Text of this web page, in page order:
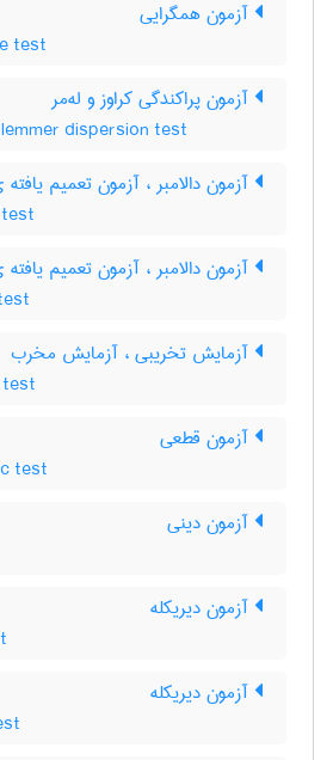
آزمون همگرایی
test
آزمون پراکندگی کراوز و له‌مر
dispersion test
آزمون دالامبر ، آزمون تعمیم
آزمون دالامبر ، آزمون تعمیم
آزمایش تخریبی ، آزمایش مخرب
آزمون قطعی
test
آزمون دینی
آزمون دیریکله
آزمون دیریکله